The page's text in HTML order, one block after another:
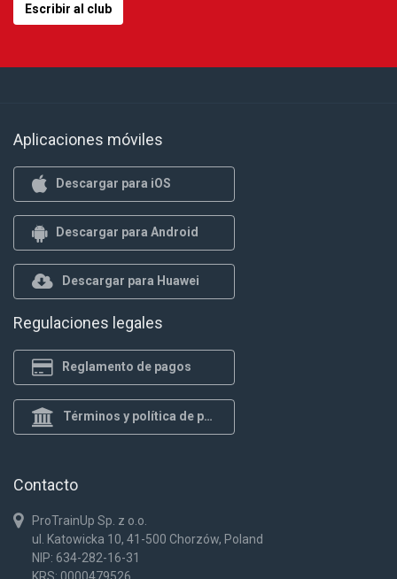
Escribir al club
Aplicaciones móviles
Descargar para iOS
Descargar para Android
Descargar para Huawei
Regulaciones legales
Reglamento de pagos
Términos y política de privacidad
Contacto
ProTrainUp Sp. z o.o.
ul. Katowicka 10, 41-500 Chorzów, Poland
NIP: 634-282-16-31